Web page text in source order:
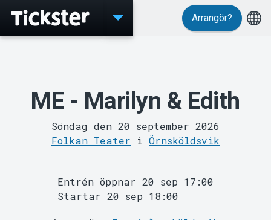
Arrangör?
ME - Marilyn & Edith
Söndag den 20 september 2026
Folkan Teater i Örnsköldsvik
Entrén öppnar 20 sep 17:00
Startar 20 sep 18:00